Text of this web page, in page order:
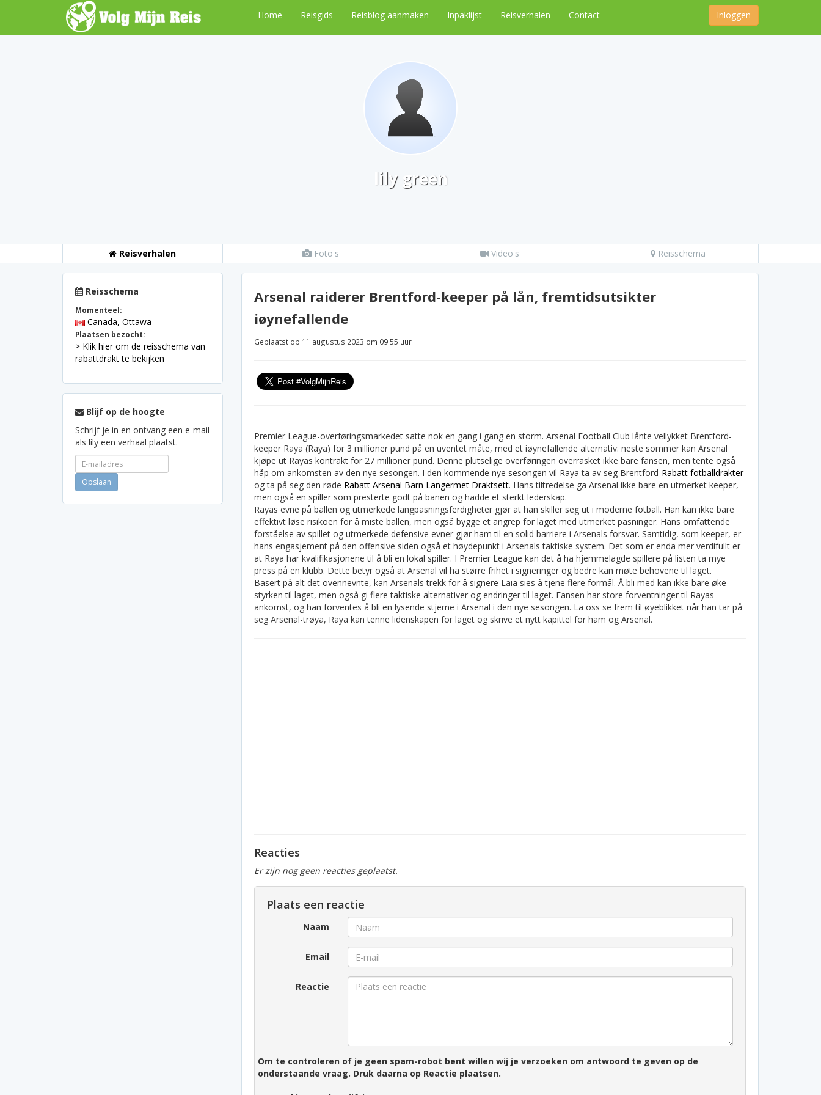
Home Reisgids Reisblog aanmaken Inpaklijst Reisverhalen Contact Inloggen
lily green
Reisverhalen Foto's Video's Reisschema
Reisschema
Momenteel:
Canada, Ottawa
Plaatsen bezocht:
> Klik hier om de reisschema van
rabattdrakt te bekijken
Blijf op de hoogte
Schrijf je in en ontvang een e-mail
als lily een verhaal plaatst.
Arsenal raiderer Brentford-keeper på lån, fremtidsutsikter
iøynefallende
Geplaatst op 11 augustus 2023 om 09:55 uur
Premier League-overføringsmarkedet satte nok en gang i gang en storm. Arsenal Football Club lånte vellykket Brentford-
keeper Raya (Raya) for 3 millioner pund på en uventet måte, med et iøynefallende alternativ: neste sommer kan Arsenal
kjøpe ut Rayas kontrakt for 27 millioner pund. Denne plutselige overføringen overrasket ikke bare fansen, men tente også
håp om ankomsten av den nye sesongen. I den kommende nye sesongen vil Raya ta av seg Brentford-Rabatt fotballdrakter
og ta på seg den røde Rabatt Arsenal Barn Langermet Draktsett. Hans tiltredelse ga Arsenal ikke bare en utmerket keeper,
men også en spiller som presterte godt på banen og hadde et sterkt lederskap.
Rayas evne på ballen og utmerkede langpasningsferdigheter gjør at han skiller seg ut i moderne fotball. Han kan ikke bare
effektivt løse risikoen for å miste ballen, men også bygge et angrep for laget med utmerket pasninger. Hans omfattende
forståelse av spillet og utmerkede defensive evner gjør ham til en solid barriere i Arsenals forsvar. Samtidig, som keeper, er
hans engasjement på den offensive siden også et høydepunkt i Arsenals taktiske system. Det som er enda mer verdifullt er
at Raya har kvalifikasjonene til å bli en lokal spiller. I Premier League kan det å ha hjemmelagde spillere på listen ta mye
press på en klubb. Dette betyr også at Arsenal vil ha større frihet i signeringer og bedre kan møte behovene til laget.
Basert på alt det ovennevnte, kan Arsenals trekk for å signere Laia sies å tjene flere formål. Å bli med kan ikke bare øke
styrken til laget, men også gi flere taktiske alternativer og endringer til laget. Fansen har store forventninger til Rayas
ankomst, og han forventes å bli en lysende stjerne i Arsenal i den nye sesongen. La oss se frem til øyeblikket når han tar på
seg Arsenal-trøya, Raya kan tenne lidenskapen for laget og skrive et nytt kapittel for ham og Arsenal.
Reacties
Er zijn nog geen reacties geplaatst.
Plaats een reactie
Naam
Email
Reactie
Om te controleren of je geen spam-robot bent willen wij je verzoeken om antwoord te geven op de
onderstaande vraag. Druk daarna op Reactie plaatsen.